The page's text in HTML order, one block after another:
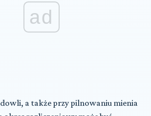
ad
a także przy pilnowaniu mienia